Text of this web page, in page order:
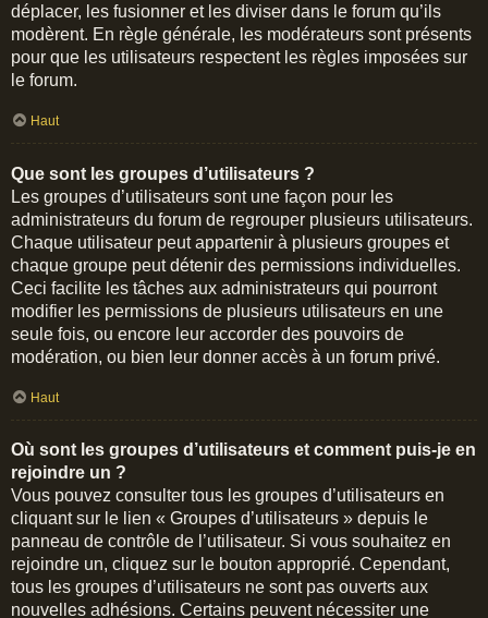
déplacer, les fusionner et les diviser dans le forum qu’ils
modèrent. En règle générale, les modérateurs sont présents
pour que les utilisateurs respectent les règles imposées sur
le forum.
Haut
Que sont les groupes d’utilisateurs ?
Les groupes d’utilisateurs sont une façon pour les
administrateurs du forum de regrouper plusieurs utilisateurs.
Chaque utilisateur peut appartenir à plusieurs groupes et
chaque groupe peut détenir des permissions individuelles.
Ceci facilite les tâches aux administrateurs qui pourront
modifier les permissions de plusieurs utilisateurs en une
seule fois, ou encore leur accorder des pouvoirs de
modération, ou bien leur donner accès à un forum privé.
Haut
Où sont les groupes d’utilisateurs et comment puis-je en
rejoindre un ?
Vous pouvez consulter tous les groupes d’utilisateurs en
cliquant sur le lien « Groupes d’utilisateurs » depuis le
panneau de contrôle de l’utilisateur. Si vous souhaitez en
rejoindre un, cliquez sur le bouton approprié. Cependant,
tous les groupes d’utilisateurs ne sont pas ouverts aux
nouvelles adhésions. Certains peuvent nécessiter une